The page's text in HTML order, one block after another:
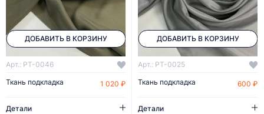
ДОБАВИТЬ В КОРЗИНУ
Арт.: PT-0046
Ткань подкладка
1 020 ₽
Детали
ДОБАВИТЬ В КОРЗИНУ
Арт.: PT-0025
Ткань подкладка
600 ₽
Детали